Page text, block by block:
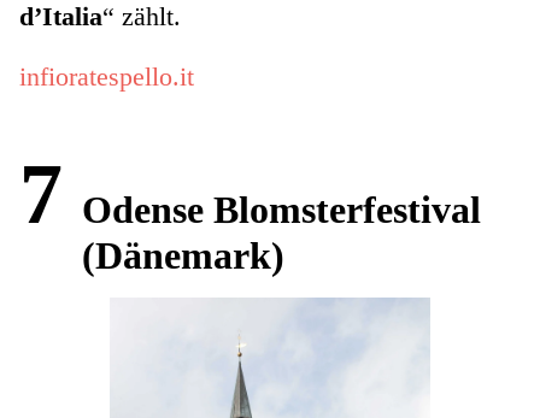
d’Italia“ zählt.
infioratespello.it
7 Odense Blomsterfestival
(Dänemark)